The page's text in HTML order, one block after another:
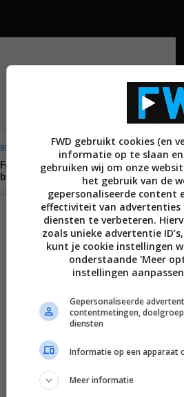
BEELD
Fox Sports 1 vanaf nu gratis in
basispakket van KPN iTV-klanten
23 JULI 2019
FWD gebruikt cookies (en
informatie op te slaan en
gebruiken wij om onze
het gebruik van de
gepersonaliseerde content
effectiviteit van
diensten te verbeteren.
zoals unieke advertentie
kunt je cookie instellingen
onderstaande 'Meer
instellingen
Gepersonaliseerde
contentmetingen,
diensten
Informatie op een apparaat
Meer informatie